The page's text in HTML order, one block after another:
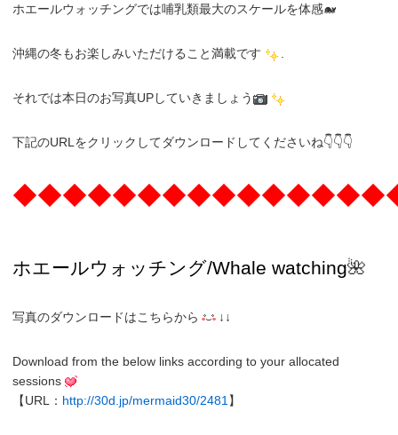
ホエールウォッチングでは哺乳類最大のスケールを体感🐋
沖縄の冬もお楽しみいただけること満載です
それでは本日のお写真UPしていきましょう
下記のURLをクリックしてダウンロードしてくださいね👇👇👇
ホエールウォッチング/Whale watching🌺
写真のダウンロードはこちらから ↓↓
Download from the below links according to your allocated
sessions
【URL： http://30d.jp/mermaid30/2481 】